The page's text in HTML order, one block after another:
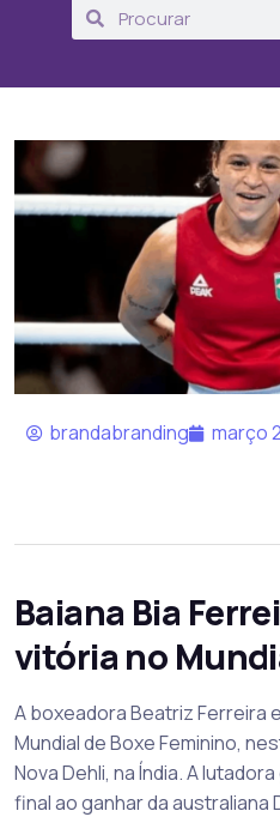
brandabranding março
Baiana Bia
vitória no
A boxeadora Beatriz Ferreira
Mundial de Boxe Feminino,
Nova Dehli, na Índia. A
final ao ganhar da australiana